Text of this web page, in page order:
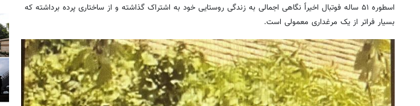
اسطوره ۵۱ ساله فوتبال اخیراً نگاهی اجمالی به زندگی روستایی خود به اشتراک گذاشته و از ساختاری پرده برداشته که
بسیار فراتر از یک مرغداری معمولی است.